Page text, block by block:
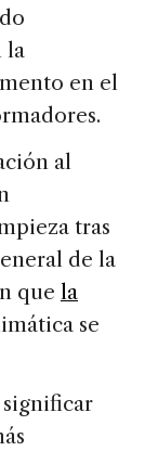
la
en el
al
tras
de la
que la
se